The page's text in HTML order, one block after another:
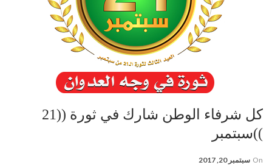
كل شرفاء الوطن شارك في ثورة ((21
))سبتمبر
On سبتمبر 20, 2017